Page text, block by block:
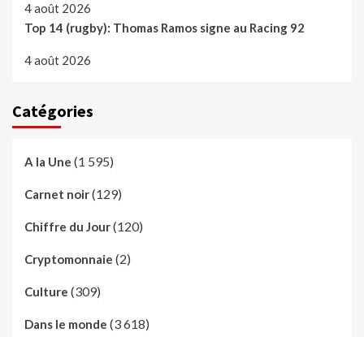
4 août 2026
Top 14 (rugby): Thomas Ramos signe au Racing 92
4 août 2026
Catégories
A la Une (1 595)
Carnet noir(129)
Chiffre du Jour(120)
Cryptomonnaie (2)
Culture (309)
Dans le monde (3 618)